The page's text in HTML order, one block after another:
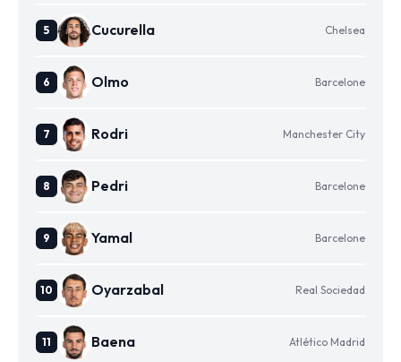
Cucurella Chelsea
Olmo Barcelone
Rodri Manchester City
Pedri Barcelone
Yamal Barcelone
Oyarzabal Real Sociedad
Baena Atlético Madrid